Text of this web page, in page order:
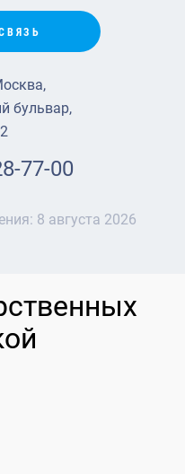
бульвар,
77-00
8 августа 2026